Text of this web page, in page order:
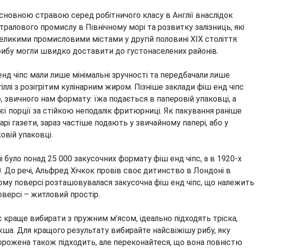
стравою серед робітничого класу в Англії внаслідок
промислу в Північному морі та розвитку залізниць, які
промисловими містами у другій половині ХІХ століття.
могли швидко доставити до густонаселених районів.
чіпс мали лише мінімальні зручності та передбачали лише
з розігрітим кулінарним жиром. Пізніше заклади фіш енд чіпс
звичного нам формату: їжа подається в паперовій упаковці, а
порції за стійкою неподалік фритюрниці. Як пакування раніше
газети, зараз частіше подають у звичайному папері, або у
упаковці.
було понад 25 000 закусочних формату фіш енд чіпс, а в 1920-х
До речі, Альфред Хічкок провів своє дитинство в Лондоні в
поверсі розташовувалася закусочна фіш енд чіпс, що належить
– житловий простір.
краще вибирати з пружним м’ясом, ідеально підходять тріска,
Для кращого результату вибирайте найсвіжішу рибу, яку
також підходить, але переконайтеся, що вона повністю